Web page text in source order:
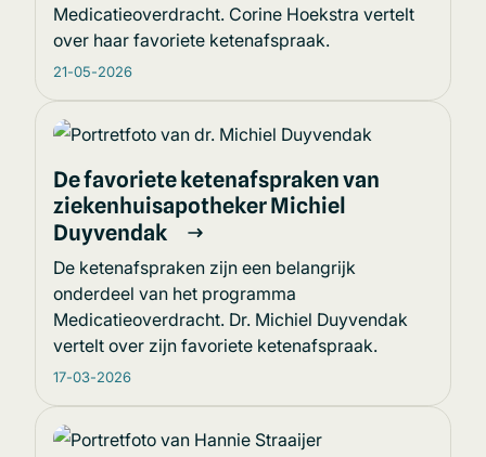
Medicatieoverdracht. Corine Hoekstra vertelt
over haar favoriete ketenafspraak.
21-05-2026
De favoriete ketenafspraken van
ziekenhuisapotheker Michiel
Duyvendak
De ketenafspraken zijn een belangrijk
onderdeel van het programma
Medicatieoverdracht. Dr. Michiel Duyvendak
vertelt over zijn favoriete ketenafspraak.
17-03-2026